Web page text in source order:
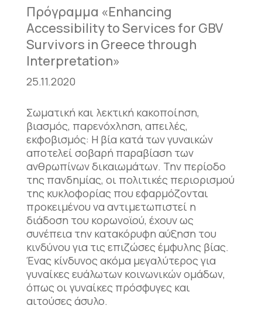
Πρόγραμμα «Enhancing
Accessibility to Services for GBV
Survivors in Greece through
Interpretation»
25.11.2020
Σωματική και λεκτική κακοποίηση,
βιασμός, παρενόχληση, απειλές,
εκφοβισμός: Η βία κατά των γυναικών
αποτελεί σοβαρή παραβίαση των
ανθρωπίνων δικαιωμάτων. Την περίοδο
της πανδημίας, οι πολιτικές περιορισμού
της κυκλοφορίας που εφαρμόζονται
προκειμένου να αντιμετωπιστεί η
διάδοση του κορωνοϊού, έχουν ως
συνέπεια την κατακόρυφη αύξηση του
κινδύνου για τις επιζώσες έμφυλης βίας.
Ένας κίνδυνος ακόμα μεγαλύτερος για
γυναίκες ευάλωτων κοινωνικών ομάδων,
όπως οι γυναίκες πρόσφυγες και
αιτούσες άσυλο.